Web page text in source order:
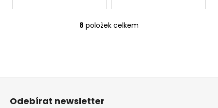
O
8 položek celkem
Z
Odebírat newsletter